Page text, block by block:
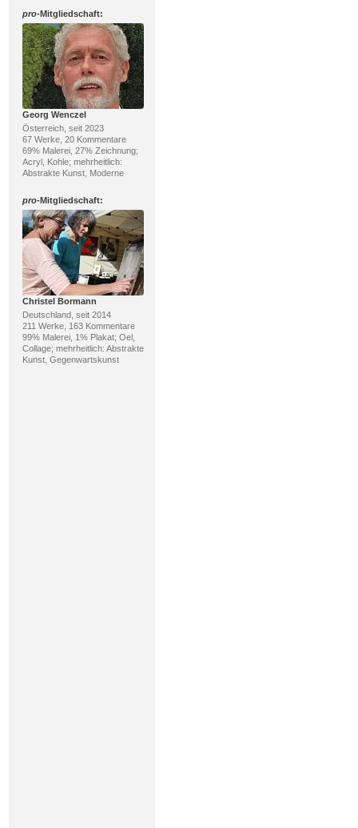
pro-Mitgliedschaft:
Georg Wenczel
Österreich, seit 2023
67 Werke, 20 Kommentare
69% Malerei, 27% Zeichnung;
Acryl, Kohle; mehrheitlich:
Abstrakte Kunst, Moderne
pro-Mitgliedschaft:
Christel Bormann
Deutschland, seit 2014
211 Werke, 163 Kommentare
99% Malerei, 1% Plakat; Oel,
Collage; mehrheitlich: Abstrakte
Kunst, Gegenwartskunst